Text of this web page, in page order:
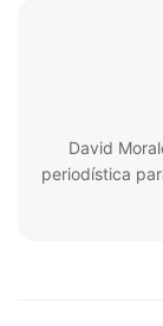
David
periodística